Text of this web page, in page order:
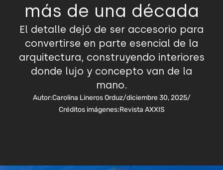
más de una década
El detalle dejó de ser accesorio para
convertirse en parte esencial de la
arquitectura, construyendo interiores
donde lujo y concepto van de la
mano.
Autor:Carolina Lineros Orduz/diciembre 30, 2025/
Créditos imágenes:Revista AXXIS